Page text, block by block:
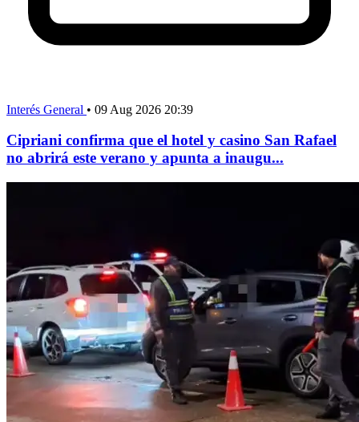
Interés General • 09 Aug 2026 20:39
Cipriani confirma que el hotel y casino San Rafael
no abrirá este verano y apunta a inaugu...